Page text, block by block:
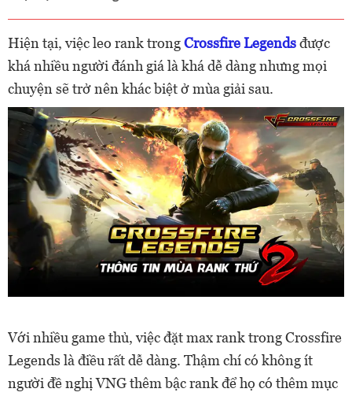
Hiện tại, việc leo rank trongCrossfire Legendsđược
khá nhiều người đánh giá là khá dễ dàng nhưng mọi
chuyện sẽ trở nên khác biệt ở mùa giải sau.
Với nhiều game thủ, việc đặt max rank trong Crossfire
Legends là điều rất dễ dàng. Thậm chí có không ít
người đề nghị VNG thêm bậc rank để họ có thêm mục